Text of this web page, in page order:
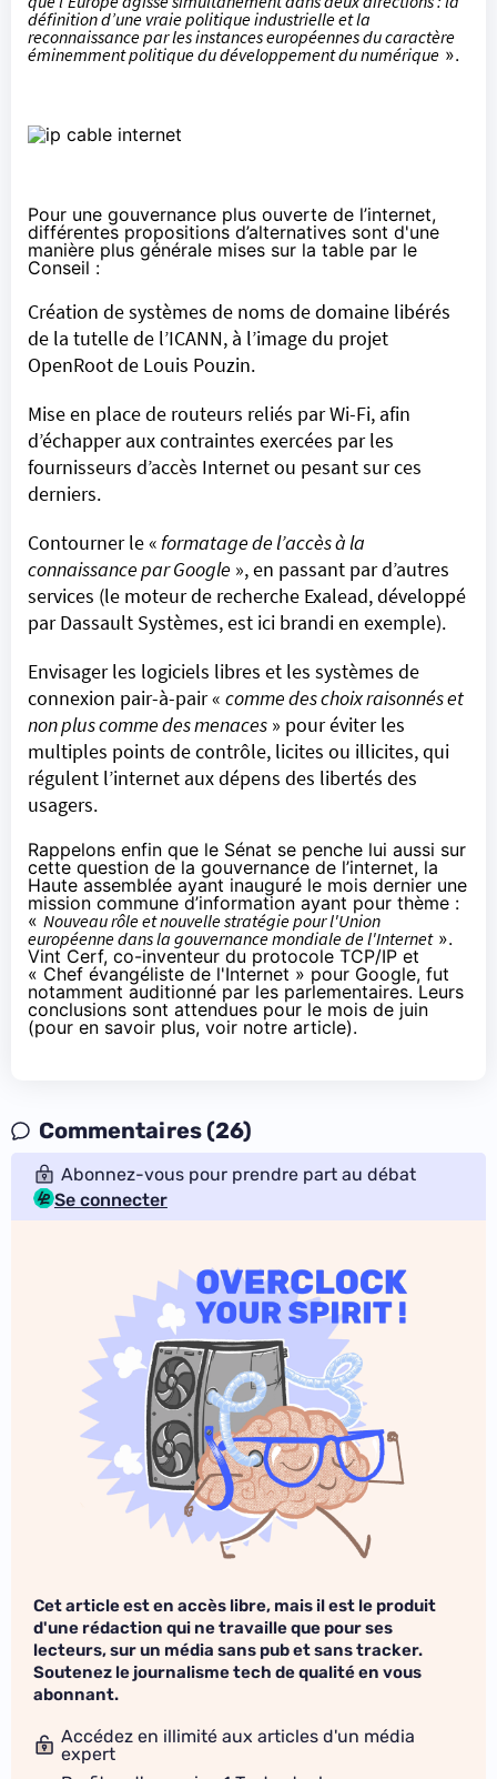
définition d’une vraie politique industrielle et la
reconnaissance par les instances européennes du caractère
éminemment politique du développement du numérique ».
Pour une gouvernance plus ouverte de l’internet,
différentes propositions d’alternatives sont d'une
manière plus générale mises sur la table par le
Conseil :
Création de systèmes de noms de domaine libérés
de la tutelle de l’ICANN, à l’image du projet
OpenRoot de Louis Pouzin.
Mise en place de routeurs reliés par Wi-Fi, afin
d’échapper aux contraintes exercées par les
fournisseurs d’accès Internet ou pesant sur ces
derniers.
Contourner le «formatage de l’accès à la
connaissance par Google », en passant par d’autres
services (le moteur de recherche Exalead, développé
par Dassault Systèmes, est ici brandi en exemple).
Envisager les logiciels libres et les systèmes de
connexion pair-à-pair « comme des choix raisonnés et
non plus comme des menaces » pour éviter les
multiples points de contrôle, licites ou illicites, qui
régulent l’internet aux dépens des libertés des
usagers.
Rappelons enfin que le Sénat se penche lui aussi sur
cette question de la gouvernance de l’internet, la
Haute assemblée ayant inauguré le mois dernier une
mission commune d’information ayant pour thème :
« Nouveau rôle et nouvelle stratégie pour l'Union
européenne dans la gouvernance mondiale de l'Internet».
Vint Cerf, co-inventeur du protocole TCP/IP et
« Chef évangéliste de l'Internet » pour Google, fut
notamment auditionné par les parlementaires. Leurs
conclusions sont attendues pour le mois de juin
(pour en savoir plus, voir notre article).
Commentaires (26)
Abonnez-vous pour prendre part au débat
Se connecter
Cet article est en accès libre, mais il est le produit
d'une rédaction qui ne travaille que pour ses
lecteurs, sur un média sans pub et sans tracker.
Soutenez le journalisme tech de qualité en vous
abonnant.
Accédez en illimité aux articles d'un média
expert